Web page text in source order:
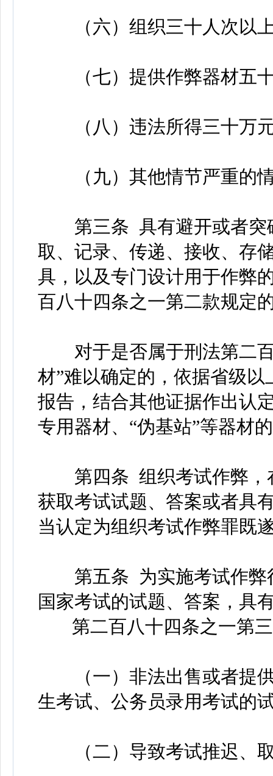
（六）组织三十人次以
（七）提供作弊器材五
（八）违法所得三十万
（九）其他情节严重的
第三条 具有避开或者突
取、记录、传递、接收、存
具，以及专门设计用于作弊
百八十四条之一第二款规定
对于是否属于刑法第二百
材”难以确定的，依据省级
报告，结合其他证据作出认
专用器材、“伪基站”等器材
第四条 组织考试作弊，
获取考试试题、答案或者具
当认定为组织考试作弊罪既
第五条 为实施考试作弊
国家考试的试题、答案，具
第二百八十四条之一第三
（一）非法出售或者提供
生考试、公务员录用考试的
（二）导致考试推迟、取